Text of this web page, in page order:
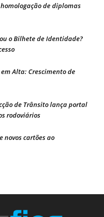
homologação de diplomas
o Bilhete de Identidade?
em Alta: Crescimento de
de Trânsito lança portal
rodoviários
novos cartões ao